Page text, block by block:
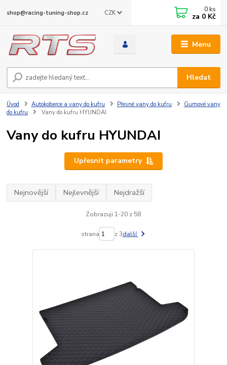
Menu
CZK
Hledat
shop@racing-tuning-shop.cz 0 ks
za 0 Kč
Úvod Autokoberce a vany do kufru Přesné vany do kufru
Gumové vany
do kufru
Vany do kufru HYUNDAI
Vany do kufru HYUNDAI
Upřesnit parametry
Nejnovější Nejlevnější Nejdražší
Zobrazuji 1-20 z 58
strana z 3další